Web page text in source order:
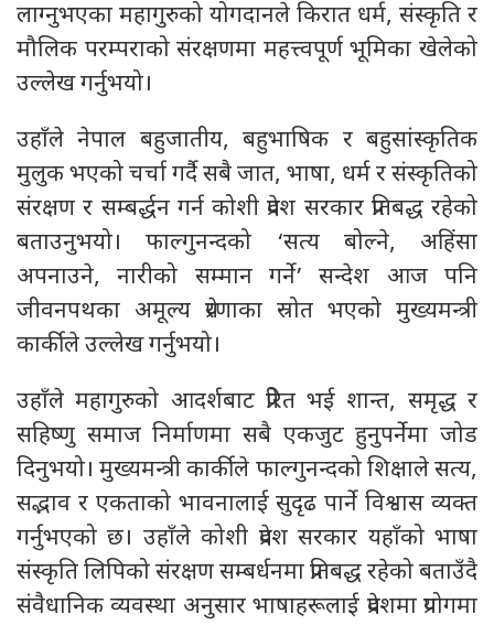
लाग्नुभएका महागुरुको योगदानले किरात धर्म, संस्कृति र
मौलिक परम्पराको संरक्षणमा महत्त्वपूर्ण भूमिका खेलेको
उल्लेख गर्नुभयो।
उहाँले नेपाल बहुजातीय, बहुभाषिक र बहुसांस्कृतिक
मुलुक भएको चर्चा गर्दै सबै जात, भाषा, धर्म र संस्कृतिको
संरक्षण र सम्बर्द्धन गर्न कोशी प्रदेश सरकार प्रतिबद्ध रहेको
बताउनुभयो। फाल्गुनन्दको ‘सत्य बोल्ने, अहिंसा
अपनाउने, नारीको सम्मान गर्ने’ सन्देश आज पनि
जीवनपथका अमूल्य प्रेरणाका स्रोत भएको मुख्यमन्त्री
कार्कीले उल्लेख गर्नुभयो।
उहाँले महागुरुको आदर्शबाट प्रेरित भई शान्त, समृद्ध र
सहिष्णु समाज निर्माणमा सबै एकजुट हुनुपर्नेमा जोड
दिनुभयो। मुख्यमन्त्री कार्कीले फाल्गुनन्दको शिक्षाले सत्य,
सद्भाव र एकताको भावनालाई सुदृढ पार्ने विश्वास व्यक्त
गर्नुभएको छ। उहाँले कोशी प्रदेश सरकार यहाँको भाषा
संस्कृति लिपिको संरक्षण सम्बर्धनमा प्रतिबद्ध रहेको बताउँदै
संवैधानिक व्यवस्था अनुसार भाषाहरूलाई प्रदेशमा प्रयोगमा